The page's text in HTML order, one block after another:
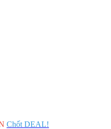
Chốt DEAL!